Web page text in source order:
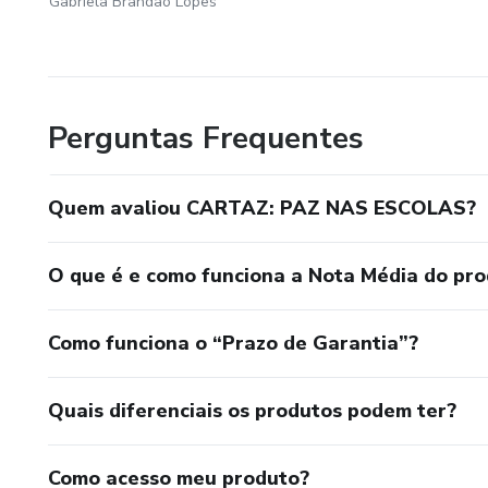
Perguntas Frequentes
Quem avaliou CARTAZ: PAZ NAS ESCOLAS?
O que é e como funciona a Nota Média do
Como funciona o “Prazo de Garantia”?
Quais diferenciais os produtos podem ter?
Como acesso meu produto?